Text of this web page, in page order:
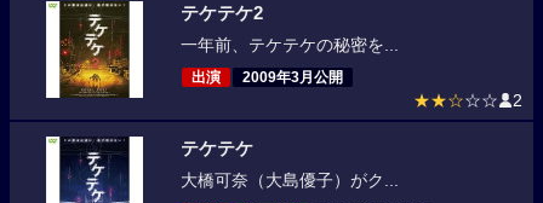
テケテケ2
一年前、テケテケの秘密を...
出演 2009年3月公開
★★☆☆☆ 2
テケテケ
大橋可奈（大島優子）がク...